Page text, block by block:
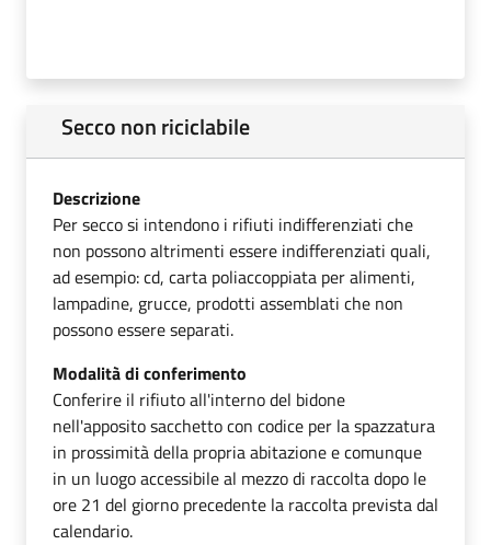
Secco non riciclabile
Descrizione
Per secco si intendono i rifiuti indifferenziati che
non possono altrimenti essere indifferenziati quali,
ad esempio: cd, carta poliaccoppiata per alimenti,
lampadine, grucce, prodotti assemblati che non
possono essere separati.
Modalità di conferimento
Conferire il rifiuto all'interno del bidone
nell'apposito sacchetto con codice per la spazzatura
in prossimità della propria abitazione e comunque
in un luogo accessibile al mezzo di raccolta dopo le
ore 21 del giorno precedente la raccolta prevista dal
calendario.